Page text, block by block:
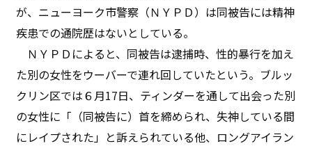
が、ニューヨーク市警察（ＮＹＰＤ）は同被告には精神
疾患での通院歴はないとしている。
ＮＹＰＤによると、同被告は逮捕時、性的暴行を加え
た別の女性をウーバーで連れ回していたという。ブルッ
クリン区では６月17日、ティンダーを通して出会った別
の女性に「（同被告に）首を締められ、失神している間
にレイプされた」と訴えられている他、ロングアイラン